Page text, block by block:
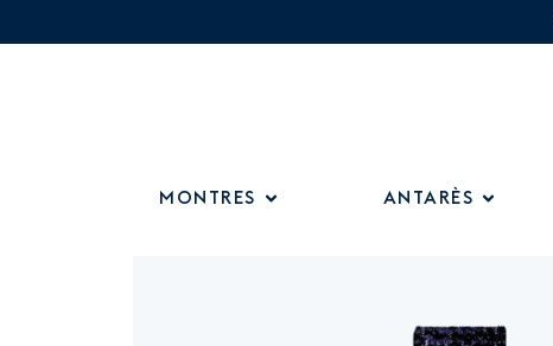
MONTRES ANTARÈS